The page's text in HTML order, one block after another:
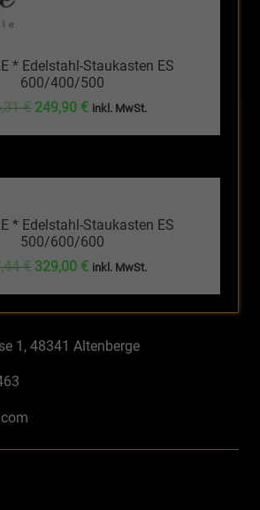
* Edelstahl-Staukasten ES
600/400/500
€ Ursprünglicher
296,31 €
249,90 €Aktueller
249,90 €.
inkl. MwSt.
* Edelstahl-Staukasten ES
500/600/600
€ Ursprünglicher
war:
447,44 €
329,00 €Aktueller
ist:
329,00 €.
inkl. MwSt.
1, 48341 Altenberge